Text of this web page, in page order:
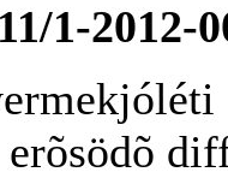
1-2012-